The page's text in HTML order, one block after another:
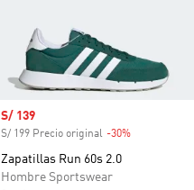
Precio de venta
S/ 139
S/ 199 Precio original -30%
Zapatillas Run 60s 2.0
Hombre Sportswear